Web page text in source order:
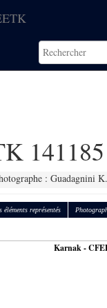
141185
: Guadagnini K.
représentés